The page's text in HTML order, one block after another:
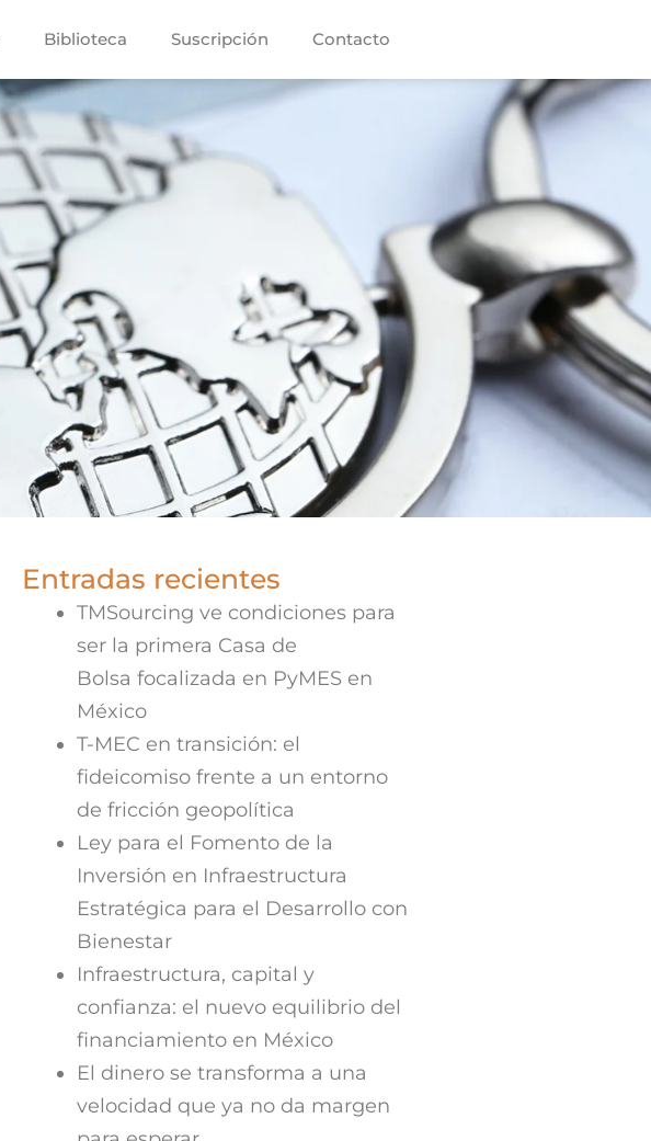
Biblioteca Suscripción Contacto
Entradas recientes
TMSourcing ve condiciones para
ser la primera Casa de
Bolsa focalizada en PyMES en
México
T-MEC en transición: el
fideicomiso frente a un entorno
de fricción geopolítica
Ley para el Fomento de la
Inversión en Infraestructura
Estratégica para el Desarrollo con
Bienestar
Infraestructura, capital y
confianza: el nuevo equilibrio del
financiamiento en México
El dinero se transforma a una
velocidad que ya no da margen